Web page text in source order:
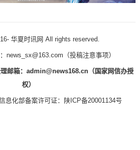
华夏时讯网 All rights reserved.
news_sx@163.com（投稿注意事项）
邮箱：admin@news168.cn（国家网信办授
权）
息化部备案许可证： 陕ICP备20001134号